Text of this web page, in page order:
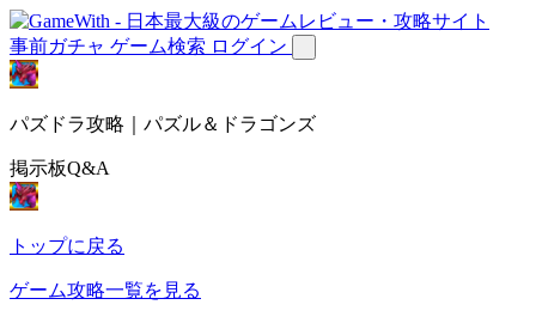
事前ガチャ ゲーム検索 ログイン
パズドラ攻略｜パズル＆ドラゴンズ
掲示板Q&A
トップに戻る
ゲーム攻略一覧を見る